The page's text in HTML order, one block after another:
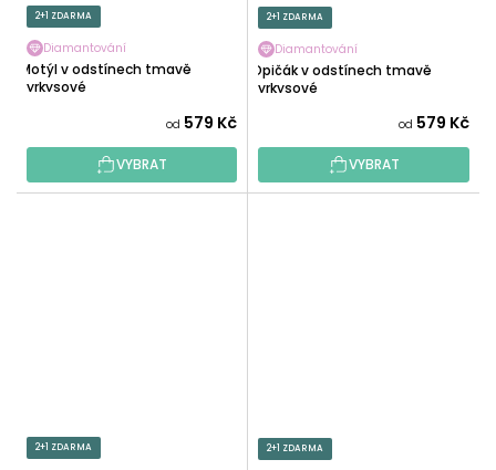
2+1 ZDARMA
Diamantování
Motýl v odstínech tmavě
tyrkysové
od 579 Kč
VYBRAT
2+1 ZDARMA
Diamantování
Opičák v odstínech tmavě
tyrkysové
od 579 Kč
VYBRAT
2+1 ZDARMA 2+1 ZDARMA